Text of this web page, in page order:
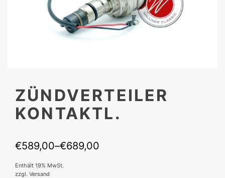
ZÜNDVERTEILER
KONTAKTL.
€589,00–€689,00
Preisspanne:
€589,00
Enthält 19% MwSt.
zzgl. Versand